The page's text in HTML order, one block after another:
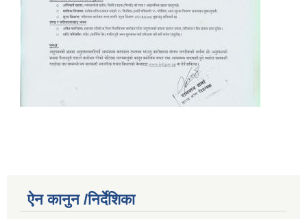
ऐन कानुन /निर्देशिका